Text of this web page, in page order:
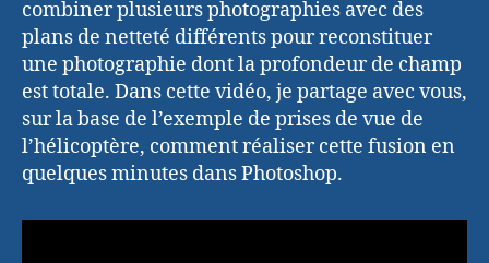
combiner plusieurs photographies avec des
plans de netteté différents pour reconstituer
une photographie dont la profondeur de champ
est totale. Dans cette vidéo, je partage avec vous,
sur la base de l’exemple de prises de vue de
l’hélicoptère, comment réaliser cette fusion en
quelques minutes dans Photoshop.